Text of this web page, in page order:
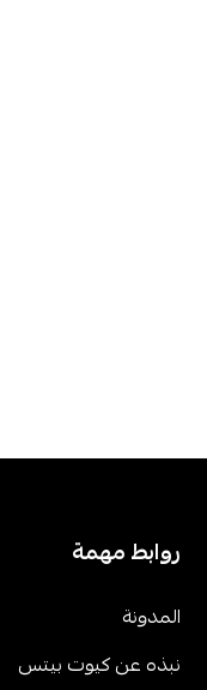
روابط مهمة
المدونة
نبذه عن كيوت بيتس